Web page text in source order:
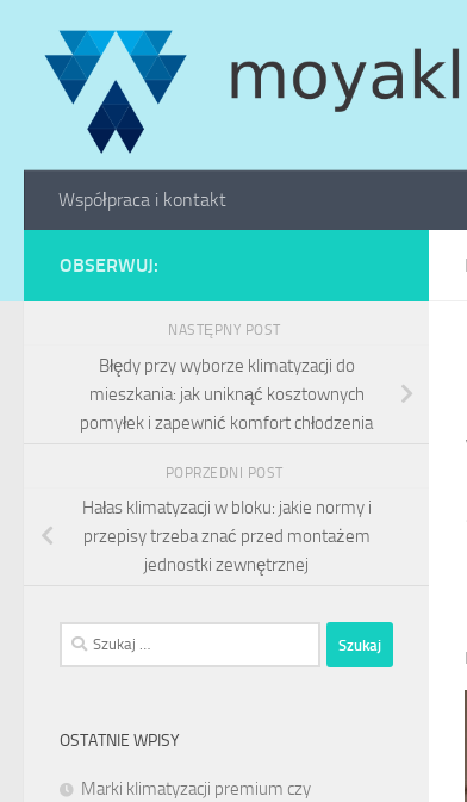
Skip to content
Współpraca i kontakt
OBSERWUJ:
NASTĘPNY POST
Błędy przy wyborze klimatyzacji do
mieszkania: jak uniknąć kosztownych
pomyłek i zapewnić komfort chłodzenia
POPRZEDNI POST
Hałas klimatyzacji w bloku: jakie normy i
przepisy trzeba znać przed montażem
jednostki zewnętrznej
Szukaj:
OSTATNIE WPISY
Marki klimatyzacji premium czy